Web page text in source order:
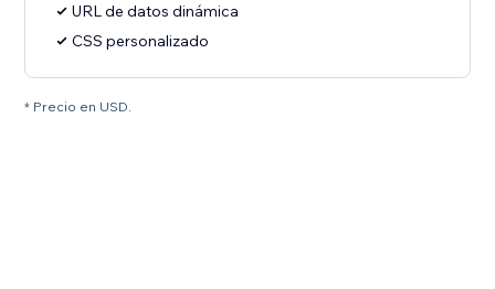
URL de datos dinámica
CSS personalizado
* Precio en USD.